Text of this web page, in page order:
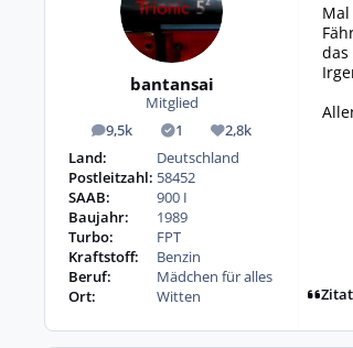
bantansai
Mitglied
9,5k
Beiträge 1
Lösungen2,8k
Reputation
Land:
Deutschland
Postleitzahl: 58452
SAAB:
900 I
Baujahr:
1989
Turbo:
FPT
Kraftstoff:
Benzin
Beruf:
Mädchen für alles
Ort:
Witten
das
Zitat